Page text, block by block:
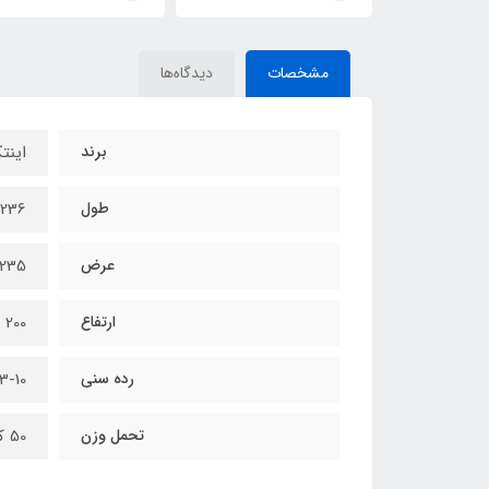
مشخصات دیدگاه‌ها
برند
طول 236 سانتی متر
عرض 235 سانتی
ارتفاع 200 سانتی متر
رده سنی 3-10
تحمل وزن 50 کیلوگرم